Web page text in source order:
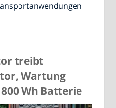
treibt
Wartung
Wh Batterie